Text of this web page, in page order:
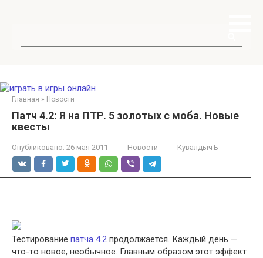
Главная » Новости
Патч 4.2: Я на ПТР. 5 золотых с моба. Новые
квесты
Опубликовано: 26 мая 2011 Новости КувалдычЪ
Тестирование патча 4.2 продолжается. Каждый день —
что-то новое, необычное. Главным образом этот эффект